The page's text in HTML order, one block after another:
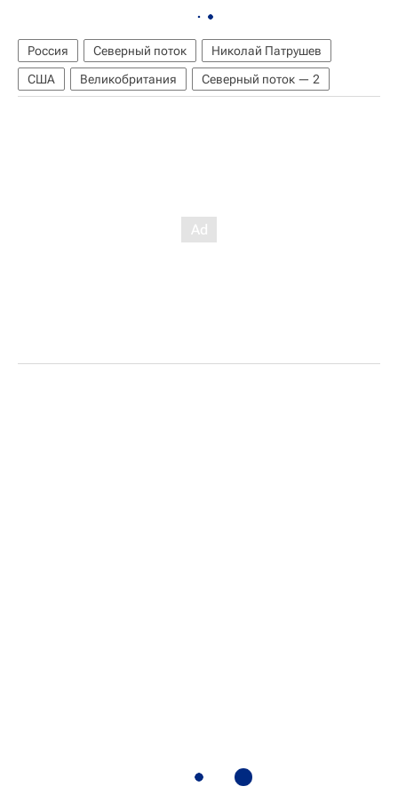
Россия Северный поток
Николай Патрушев
США
Великобритания Северный поток — 2